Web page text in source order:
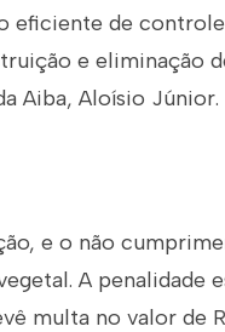
eficiente de
e eliminação
Aiba, Aloísio Júnior.
e o não
A penalidade
multa no valor de